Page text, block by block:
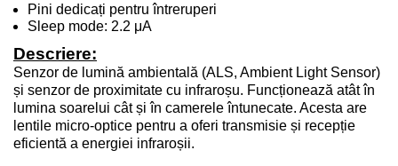
Pini dedicați pentru întreruperi
Sleep mode: 2.2 μA
Descriere:
Senzor de lumină ambientală (ALS, Ambient Light Sensor)
și senzor de proximitate cu infraroșu. Funcționează atât în
lumina soarelui cât și în camerele întunecate. Acesta are
lentile micro-optice pentru a oferi transmisie și recepție
eficientă a energiei infraroșii.